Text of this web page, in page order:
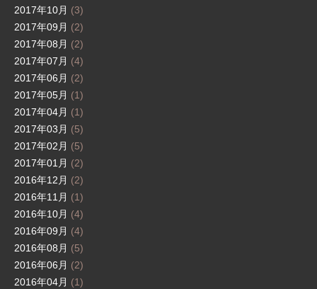
2017年10月 (3)
2017年09月 (2)
2017年08月 (2)
2017年07月 (4)
2017年06月 (2)
2017年05月 (1)
2017年04月 (1)
2017年03月 (5)
2017年02月 (5)
2017年01月 (2)
2016年12月 (2)
2016年11月 (1)
2016年10月 (4)
2016年09月 (4)
2016年08月 (5)
2016年06月 (2)
2016年04月 (1)